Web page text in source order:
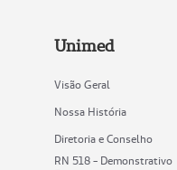
Unimed
Visão Geral
Nossa História
Diretoria e Conselho
RN 518 - Demonstrativo